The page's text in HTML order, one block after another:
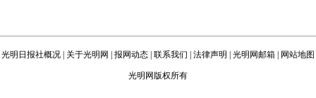
光明日报社概况 关于光明网 报网动态 联系我们 法律声明 光明网邮箱 网站地图
光明网版权所有